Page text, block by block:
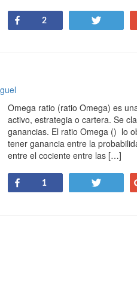
Share
2
Omega ratio (ratio Omega) es
activo, estrategia o cartera. Se
ganancias. El ratio Omega () lo
tener ganancia entre la
entre el cociente entre las […]
Share
1